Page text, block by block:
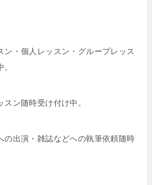
・個人レッスン・グループレッス
ン随時受け付け中。
出演・雑誌などへの執筆依頼随時